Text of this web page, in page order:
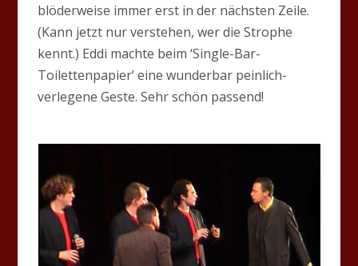
blöderweise immer erst in der nächsten Zeile.
(Kann jetzt nur verstehen, wer die Strophe
kennt.) Eddi machte beim ‘Single-Bar-
Toilettenpapier’ eine wunderbar peinlich-
verlegene Geste. Sehr schön passend!